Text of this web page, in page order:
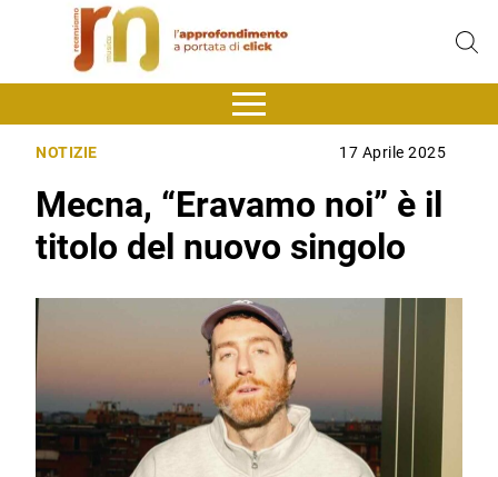
NOTIZIE 17 Aprile 2025
Mecna, “Eravamo noi” è il
titolo del nuovo singolo